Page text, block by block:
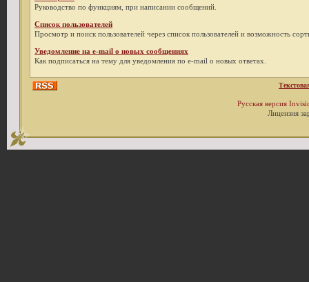
Руководство по функциям, при написании сообщений.
Список пользователей
Просмотр и поиск пользователей через список пользователей и возможность
Уведомление на e-mail о новых сообщениях
Как подписаться на тему для уведомления по e-mail о новых ответах.
Русская версия
Лицензия